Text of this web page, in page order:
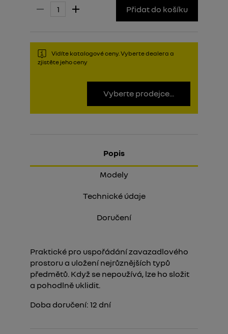
Přidat do košíku
Vidíte katalogové ceny. Vyberte dealera a
zjistěte jeho ceny
Vyberte prodejce...
Popis
Modely
Technické údaje
Doručení
Praktické pro uspořádání zavazadlového
prostoru a uložení nejrůznějších typů
předmětů. Když se nepoužívá, lze ho složit
a pohodlně uklidit.
Doba doručení: 12 dní